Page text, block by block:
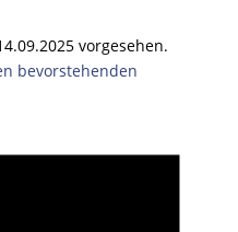
vorgesehen.
bevorstehenden